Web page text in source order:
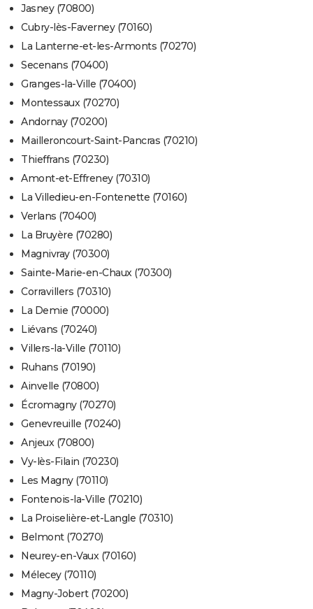
Jasney (70800)
Cubry-lès-Faverney (70160)
La Lanterne-et-les-Armonts (70270)
Secenans (70400)
Granges-la-Ville (70400)
Montessaux (70270)
Andornay (70200)
Mailleroncourt-Saint-Pancras (70210)
Thieffrans (70230)
Amont-et-Effreney (70310)
La Villedieu-en-Fontenette (70160)
Verlans (70400)
La Bruyère (70280)
Magnivray (70300)
Sainte-Marie-en-Chaux (70300)
Corravillers (70310)
La Demie (70000)
Liévans (70240)
Villers-la-Ville (70110)
Ruhans (70190)
Ainvelle (70800)
Écromagny (70270)
Genevreuille (70240)
Anjeux (70800)
Vy-lès-Filain (70230)
Les Magny (70110)
Fontenois-la-Ville (70210)
La Proiselière-et-Langle (70310)
Belmont (70270)
Neurey-en-Vaux (70160)
Mélecey (70110)
Magny-Jobert (70200)